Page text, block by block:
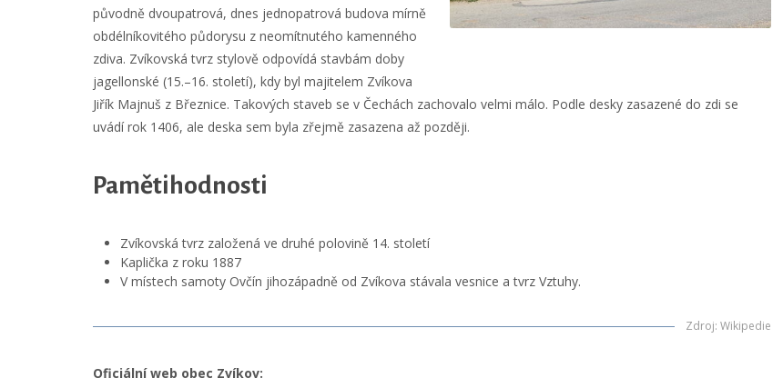
původně dvoupatrová, dnes jednopatrová budova mírně
obdélníkovitého půdorysu z neomítnutého kamenného
zdiva. Zvíkovská tvrz stylově odpovídá stavbám doby
jagellonské (15.–16. století), kdy byl majitelem Zvíkova
Jiřík Majnuš z Březnice. Takových staveb se v Čechách zachovalo velmi málo. Podle desky zasazené do zdi se
uvádí rok 1406, ale deska sem byla zřejmě zasazena až později.
Pamětihodnosti
Zvíkovská tvrz založená ve druhé polovině 14. století
Kaplička z roku 1887
V místech samoty Ovčín jihozápadně od Zvíkova stávala vesnice a tvrz Vztuhy.
Zdroj: Wikipedie
Oficiální web obec Zvíkov: